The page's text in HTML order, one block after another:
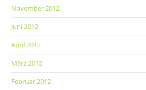
November 2012
Juni 2012
April 2012
März 2012
Februar 2012